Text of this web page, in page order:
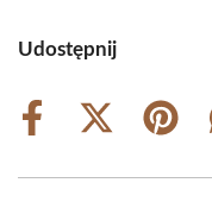
Udostępnij
Share
Share
(Twitter)
Share